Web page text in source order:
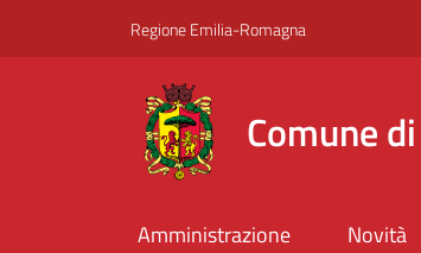
Regione Emilia-Romagna
Comune
Amministrazione Novità